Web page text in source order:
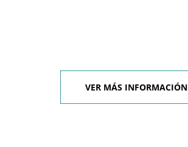
VER MÁS INFORMACIÓN